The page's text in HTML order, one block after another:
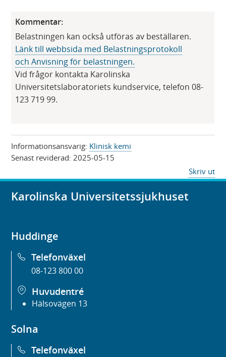
Kommentar:
Belastningen kan också utföras av beställaren.
Länk till webbsida med Belastningsprotokoll
och Anvisning för belastningen.​
Vid frågor kontakta Karolinska
Universitetslaboratoriets kundservice, telefon 08-
123 719 99.
Informationsansvarig: Klinisk kemi
Senast reviderad:2025-05-15
Skriv ut
Karolinska Universitetssjukhuset
Huddinge
Telefonväxel
08-123 800 00
Huvudentré
Hälsovägen 13
Solna
Telefonväxel